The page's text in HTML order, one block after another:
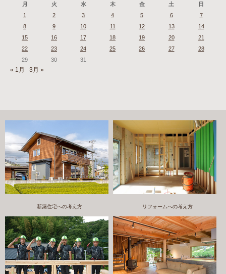
月
火 水 木 金 土
日
1
2 3 4 5 6
7
8
9 10 11 12 13
14
15
16 17 18 19 20
21
22
23 24 25 26 27
28
29
30 31
« 1月 3月 »
新築住宅への考え方 リフォームへの考え方